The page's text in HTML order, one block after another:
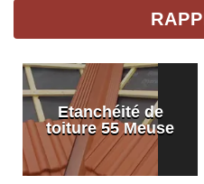
Etanchéité de
toiture 55 Meuse